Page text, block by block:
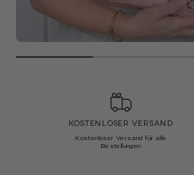
KOSTENLOSER VERSAND
Kostenloser Versand für alle
Bestellungen